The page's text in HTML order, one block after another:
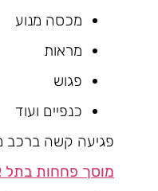
מכסה מנוע
מראות
פגוש
כנפיים ועוד
פגיעה קשה ברכב
מוסך פחחות בתל